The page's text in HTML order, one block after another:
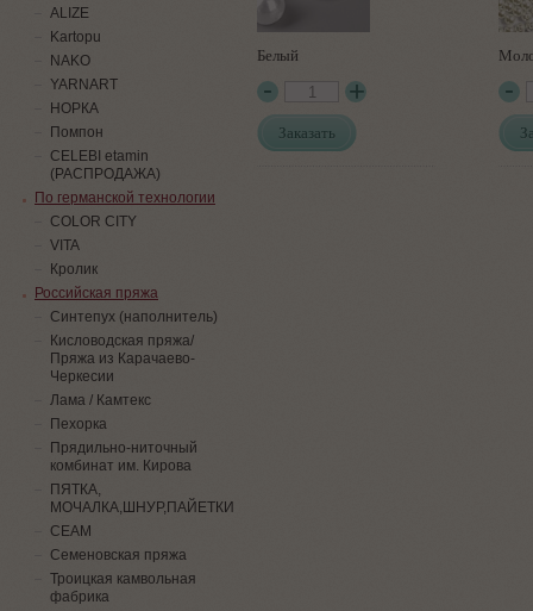
Белый
Заказать
ALIZE
Kartopu
NAKO
YARNART
НОРКА
Помпон
СELEBI etamin
(РАСПРОДАЖА)
По германской технологии
COLOR CITY
VITA
Кролик
Российская пряжа
Синтепух (наполнитель)
Кисловодская пряжа/
Пряжа из Карачаево-
Черкесии
Лама / Камтекс
Пехорка
Прядильно-ниточный
комбинат им. Кирова
ПЯТКА,
МОЧАЛКА,ШНУР,ПАЙЕТКИ
СЕАМ
Семеновская пряжа
Троицкая камвольная
фабрика